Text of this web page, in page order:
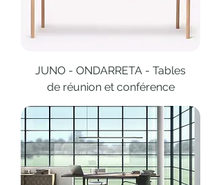
JUNO - ONDARRETA - Tables
de réunion et conférence